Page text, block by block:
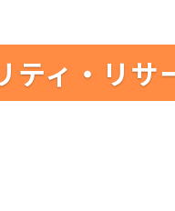
ティ・リサ